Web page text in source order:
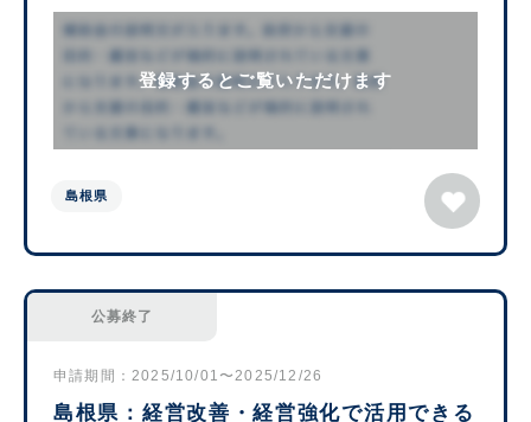
登録するとご覧いただけます
島根県
公募終了
申請期間：2025/10/01〜2025/12/26
島根県：経営改善・経営強化で活用できる